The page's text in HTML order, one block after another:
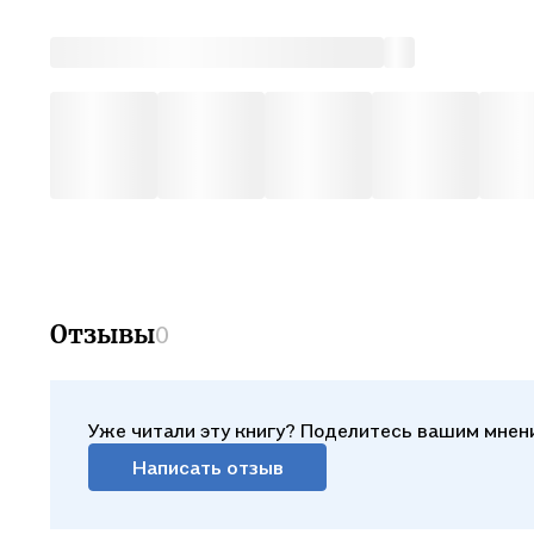
Отзывы0
Уже читали эту книгу? Поделитесь вашим
Написать отзыв